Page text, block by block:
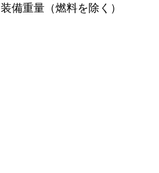
装備重量（燃料を除く）